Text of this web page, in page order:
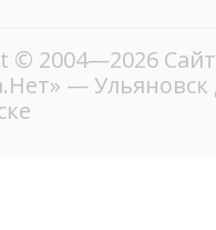
© 2004—2026
— Ульяновск